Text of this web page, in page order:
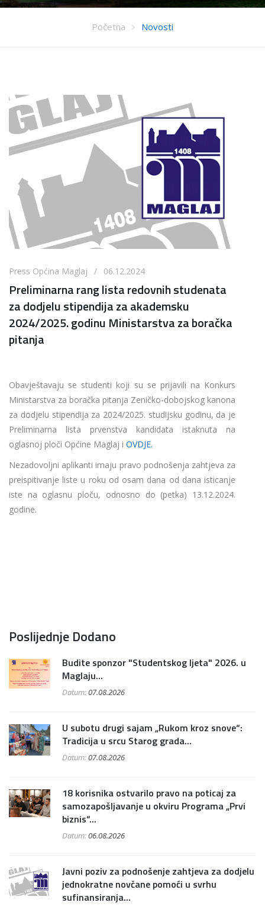
Početna Novosti
Press Općina Maglaj / 06.12.2024
Preliminarna rang lista redovnih studenata
za dodjelu stipendija za akademsku
2024/2025. godinu Ministarstva za boračka
pitanja
Obavještavaju se studenti koji su se prijavili na Konkurs
Ministarstva za boračka pitanja Zeničko-dobojskog kanona
za dodjelu stipendija za 2024/2025. studijsku godinu, da je
Preliminarna lista prvenstva kandidata istaknuta na
oglasnoj ploči Općine Maglaj i OVDJE.
Nezadovoljni aplikanti imaju pravo podnošenja zahtjeva za
preispitivanje liste u roku od osam dana od dana isticanje
iste na oglasnu ploču, odnosno do (petka) 13.12.2024.
godine.
Poslijednje Dodano
Budite sponzor "Studentskog ljeta" 2026. u
Maglaju...
Datum:07.08.2026
U subotu drugi sajam „Rukom kroz snove“:
Tradicija u srcu Starog grada...
Datum:07.08.2026
18 korisnika ostvarilo pravo na poticaj za
samozapošljavanje u okviru Programa „Prvi
biznis“...
Datum:06.08.2026
Javni poziv za podnošenje zahtjeva za dodjelu
jednokratne novčane pomoći u svrhu
sufinansiranja...